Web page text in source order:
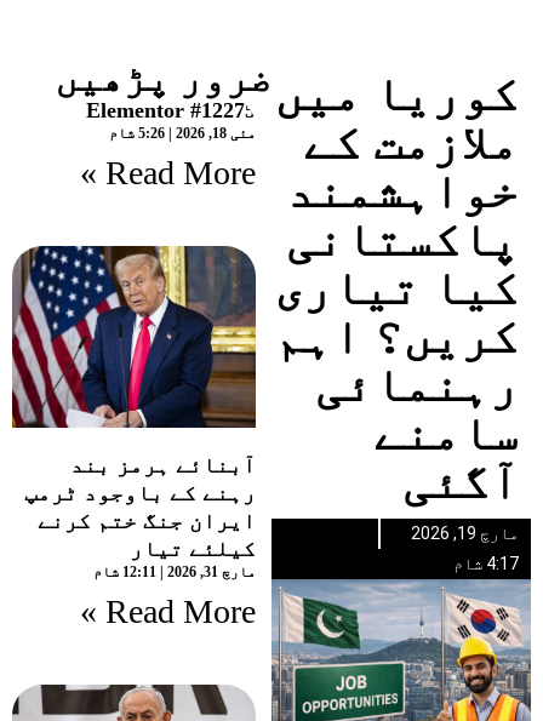
کوریا میں
ملازمت کے
خواہشمند
پاکستانی
کیا تیاری
کریں؟ اہم
رہنمائی
سامنے
آگئی
مارچ 19, 2026
4:17 شام
ضرور پڑھیں
Elementor #12275
مئی 18, 2026 5:26 شام
Read More »
آبنائے ہرمز بند
رہنے کے باوجود ٹرمپ
ایران جنگ ختم کرنے
کیلئے تیار
مارچ 31, 2026 12:11 شام
Read More »